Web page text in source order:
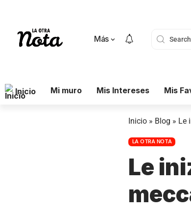
Más
Inicio Mi muro Mis Intereses Mis
Inicio » Blog » Le
LA OTRA NOTA
Le